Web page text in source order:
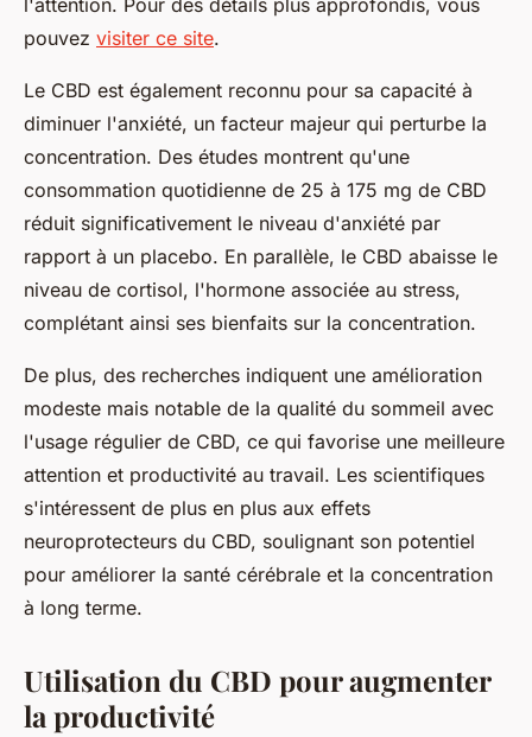
pouvez visiter ce site.
Le CBD est également reconnu pour sa capacité à
diminuer l'anxiété, un facteur majeur qui perturbe la
concentration. Des études montrent qu'une
consommation quotidienne de 25 à 175 mg de CBD
réduit significativement le niveau d'anxiété par
rapport à un placebo. En parallèle, le CBD abaisse le
niveau de cortisol, l'hormone associée au stress,
complétant ainsi ses bienfaits sur la concentration.
De plus, des recherches indiquent une amélioration
modeste mais notable de la qualité du sommeil avec
l'usage régulier de CBD, ce qui favorise une meilleure
attention et productivité au travail. Les scientifiques
s'intéressent de plus en plus aux effets
neuroprotecteurs du CBD, soulignant son potentiel
pour améliorer la santé cérébrale et la concentration
à long terme.
Utilisation du CBD pour augmenter
la productivité